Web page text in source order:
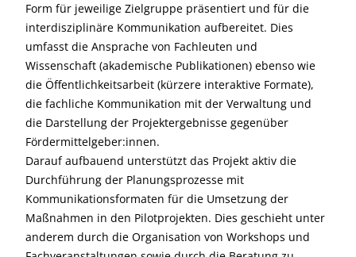
Form für jeweilige Zielgruppe präsentiert und für die
interdisziplinäre Kommunikation aufbereitet. Dies
umfasst die Ansprache von Fachleuten und
Wissenschaft (akademische Publikationen) ebenso wie
die Öffentlichkeitsarbeit (kürzere interaktive Formate),
die fachliche Kommunikation mit der Verwaltung und
die Darstellung der Projektergebnisse gegenüber
Fördermittelgeber:innen.
Darauf aufbauend unterstützt das Projekt aktiv die
Durchführung der Planungsprozesse mit
Kommunikationsformaten für die Umsetzung der
Maßnahmen in den Pilotprojekten. Dies geschieht unter
anderem durch die Organisation von Workshops und